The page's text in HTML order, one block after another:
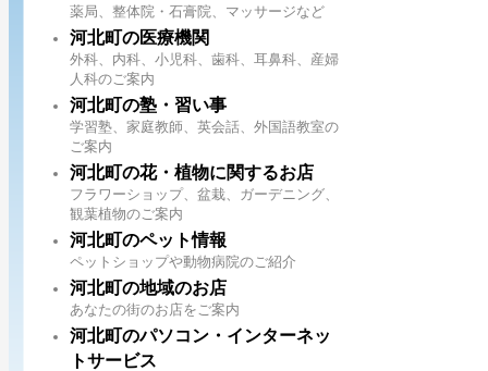
薬局、整体院・石膏院、マッサージなど
河北町の医療機関
外科、内科、小児科、歯科、耳鼻科、産婦
人科のご案内
河北町の塾・習い事
学習塾、家庭教師、英会話、外国語教室の
ご案内
河北町の花・植物に関するお店
フラワーショップ、盆栽、ガーデニング、
観葉植物のご案内
河北町のペット情報
ペットショップや動物病院のご紹介
河北町の地域のお店
あなたの街のお店をご案内
河北町のパソコン・インターネッ
トサービス